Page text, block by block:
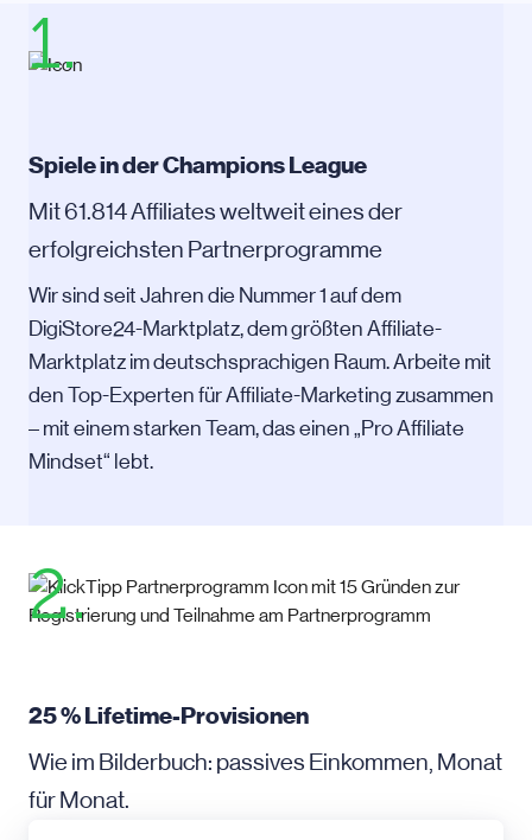
1.
Spiele in der Champions League
Mit 61.814 Affiliates weltweit eines der
erfolgreichsten Partnerprogramme
Wir sind seit Jahren die Nummer 1 auf dem
DigiStore24-Marktplatz, dem größten Affiliate-
Marktplatz im deutschsprachigen Raum. Arbeite mit
den Top-Experten für Affiliate-Marketing zusammen
– mit einem starken Team, das einen „Pro Affiliate
Mindset“ lebt.
2.
25 % Lifetime-Provisionen
Wie im Bilderbuch: passives Einkommen, Monat
für Monat.